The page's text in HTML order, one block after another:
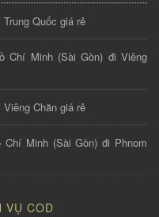
Quốc giá rẻ
Chí Minh (Sài Gòn) đi Viêng
Chăn giá rẻ
Minh (Sài Gòn) đi Phnom
VỤ COD